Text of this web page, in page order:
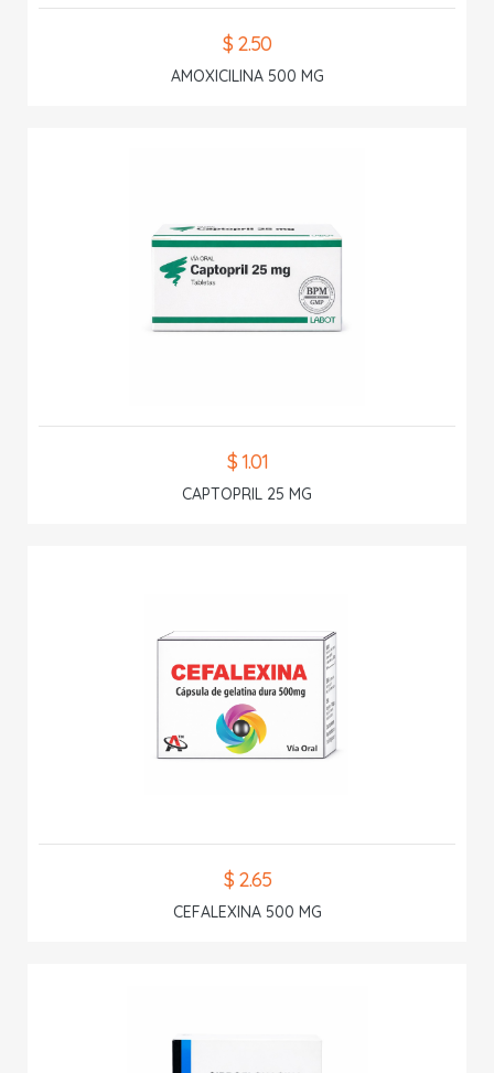
$ 2.50
AMOXICILINA 500 MG
$ 1.01
CAPTOPRIL 25 MG
$ 2.65
CEFALEXINA 500 MG